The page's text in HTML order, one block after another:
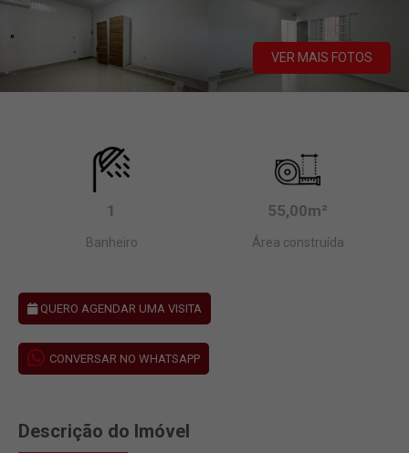
VER MAIS FOTOS
1
Banheiro
55,00m²
Área construída
QUERO AGENDAR UMA VISITA
CONVERSAR NO WHATSAPP
Descrição do Imóvel